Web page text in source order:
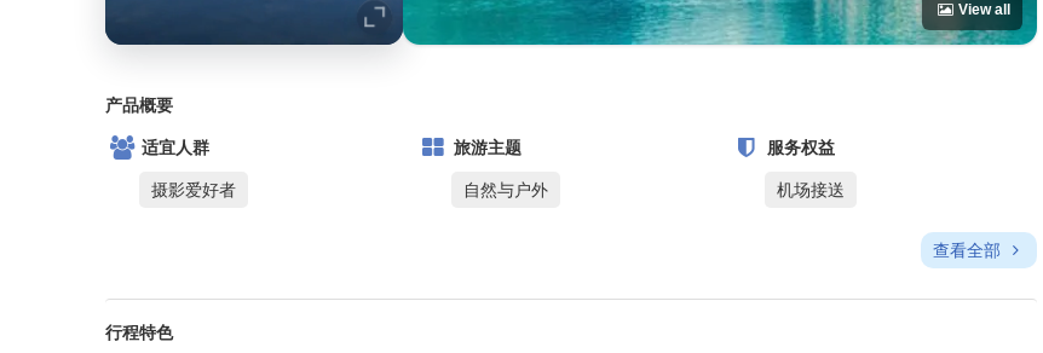
View all
产品概要
适宜人群
摄影爱好者
旅游主题
自然与户外
服务权益
机场接送
查看全部
行程特色